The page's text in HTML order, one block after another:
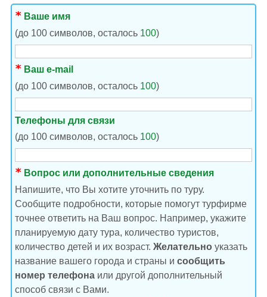
Ваше имя
(до 100 символов, осталось 100)
Ваш e-mail
(до 100 символов, осталось 100)
Телефоны для связи
(до 100 символов, осталось 100)
Вопрос или дополнительные сведения
Напишите, что Вы хотите уточнить по туру.
Сообщите подробности, которые помогут турфирме
точнее ответить на Ваш вопрос. Например, укажите
планируемую дату тура, количество туристов,
количество детей и их возраст. Желательно указать
название вашего города и страны и сообщить
номер телефона или другой дополнительный
способ связи с Вами.